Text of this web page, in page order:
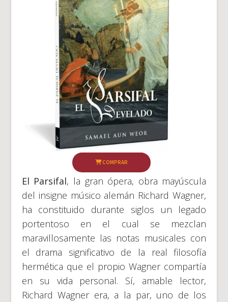
COMPRAR
El Parsifal, la gran ópera, obra mayúscula
del insigne músico alemán Richard Wagner,
ha constituido durante siglos un legado
portentoso en el cual se mezclan
maravillosamente las notas musicales con
el drama significativo de la real filosofía
hermética que el propio Wagner compartía
en su vida personal. Sí, amable lector,
Richard Wagner era, a la par, uno de los